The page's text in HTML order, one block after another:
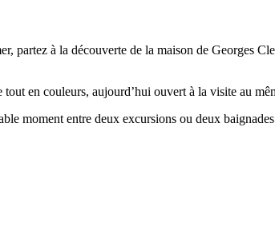
à la découverte de la maison de Georges
en couleurs, aujourd’hui ouvert à la visite au
moment entre deux excursions ou deux